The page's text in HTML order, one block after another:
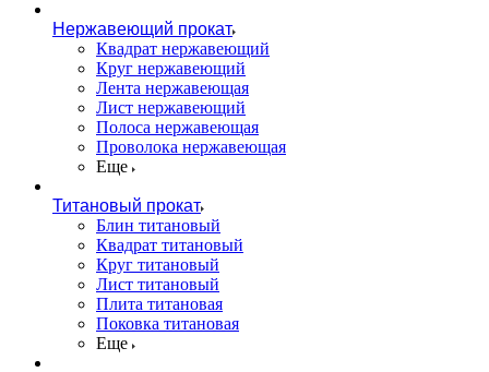
Нержавеющий прокат
Квадрат нержавеющий
Круг нержавеющий
Лента нержавеющая
Лист нержавеющий
Полоса нержавеющая
Проволока нержавеющая
Еще
Титановый прокат
Блин титановый
Квадрат титановый
Круг титановый
Лист титановый
Плита титановая
Поковка титановая
Еще